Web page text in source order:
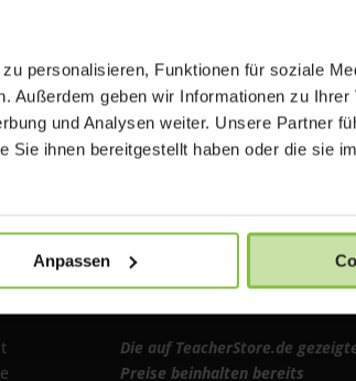
personalisieren, Funktionen für soziale
Außerdem geben wir Informationen zu Ihrer
und Analysen weiter. Unsere Partner
Sie ihnen bereitgestellt haben oder die sie
Anpassen
Wichtiger Hinweis
Die auf TeacherStore.de
Preise beinhalten bereits